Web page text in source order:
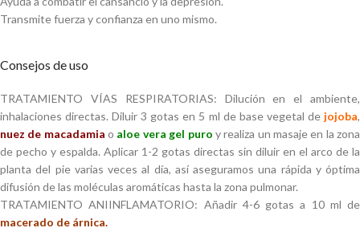
Transmite fuerza y confianza en uno mismo.
Consejos de uso
TRATAMIENTO VÍAS RESPIRATORIAS: Dilución en el ambiente,
inhalaciones directas. Diluir 3 gotas en 5 ml de base vegetal de jojoba,
nuez de macadamia o aloe vera gel puro y realiza un masaje en la zona
de pecho y espalda. Aplicar 1-2 gotas directas sin diluir en el arco de la
planta del pie varias veces al día, así aseguramos una rápida y óptima
difusión de las moléculas aromáticas hasta la zona pulmonar.
TRATAMIENTO ANIINFLAMATORIO: Añadir 4-6 gotas a 10 ml de
macerado de árnica.